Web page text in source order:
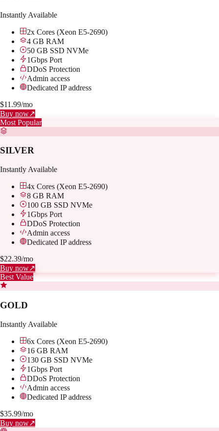
Instantly Available
2x Cores (Xeon E5-2690)
4 GB RAM
50 GB SSD NVMe
1Gbps Port
DDoS Protection
Admin access
Dedicated IP address
$11.99/mo
Buy now↗
Most Popular
SILVER
Instantly Available
4x Cores (Xeon E5-2690)
8 GB RAM
100 GB SSD NVMe
1Gbps Port
DDoS Protection
Admin access
Dedicated IP address
$22.39/mo
Buy now↗
Best Value
GOLD
Instantly Available
6x Cores (Xeon E5-2690)
16 GB RAM
130 GB SSD NVMe
1Gbps Port
DDoS Protection
Admin access
Dedicated IP address
$35.99/mo
Buy now↗